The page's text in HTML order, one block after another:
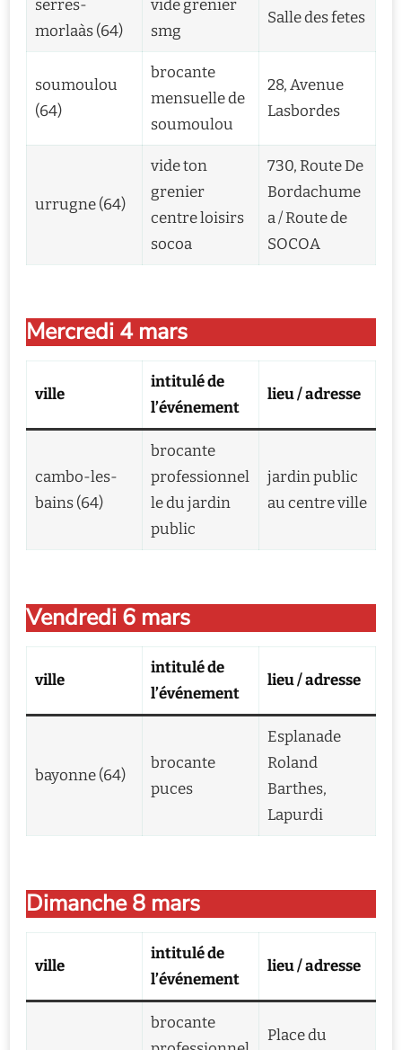
serres-
morlaàs (64)
vide grenier
smg
Salle des fetes
soumoulou
(64)
brocante
mensuelle de
soumoulou
28, Avenue
Lasbordes
urrugne (64)
vide ton
grenier
centre loisirs
socoa
730, Route De
Bordachume
a / Route de
SOCOA
Mercredi 4 mars
ville
intitulé de
l’événement
lieu / adresse
cambo-les-
bains (64)
brocante
professionnel
le du jardin
public
jardin public
au centre ville
Vendredi 6 mars
ville
intitulé de
l’événement
lieu / adresse
bayonne (64)
brocante
puces
Esplanade
Roland
Barthes,
Lapurdi
Dimanche 8 mars
ville
intitulé de
l’événement
lieu / adresse
brocante
Place du